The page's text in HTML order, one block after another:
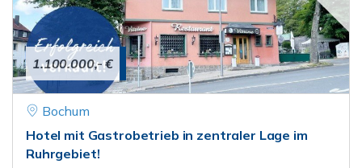
1.100.000,- €
Bochum
Hotel mit Gastrobetrieb in zentraler Lage im
Ruhrgebiet!